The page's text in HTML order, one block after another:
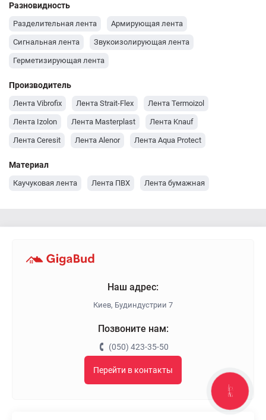
Разновидность
Разделительная лента Армирующая лента
Сигнальная лента Звукоизолирующая лента
Герметизирующая лента
Производитель
Лента Vibrofix Лента Strait-Flex Лента Termoizol
Лента Izolon Лента Masterplast Лента Knauf
Лента Ceresit Лента Alenor Лента Aqua Protect
Материал
Каучуковая лента Лента ПВХ Лента бумажная
Наш адрес:
Киев, Будиндустрии 7
Позвоните нам:
(050) 423-35-50
Перейти в контакты
КНОПКА
ЗВ'ЯЗКУ